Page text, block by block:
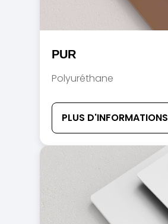
PUR
Polyuréthane
PLUS D'INFORMATIONS